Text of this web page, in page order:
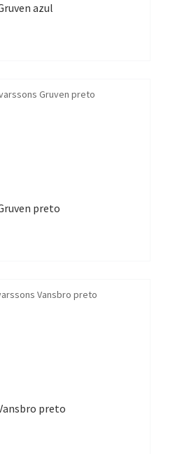
azul
preto
preto